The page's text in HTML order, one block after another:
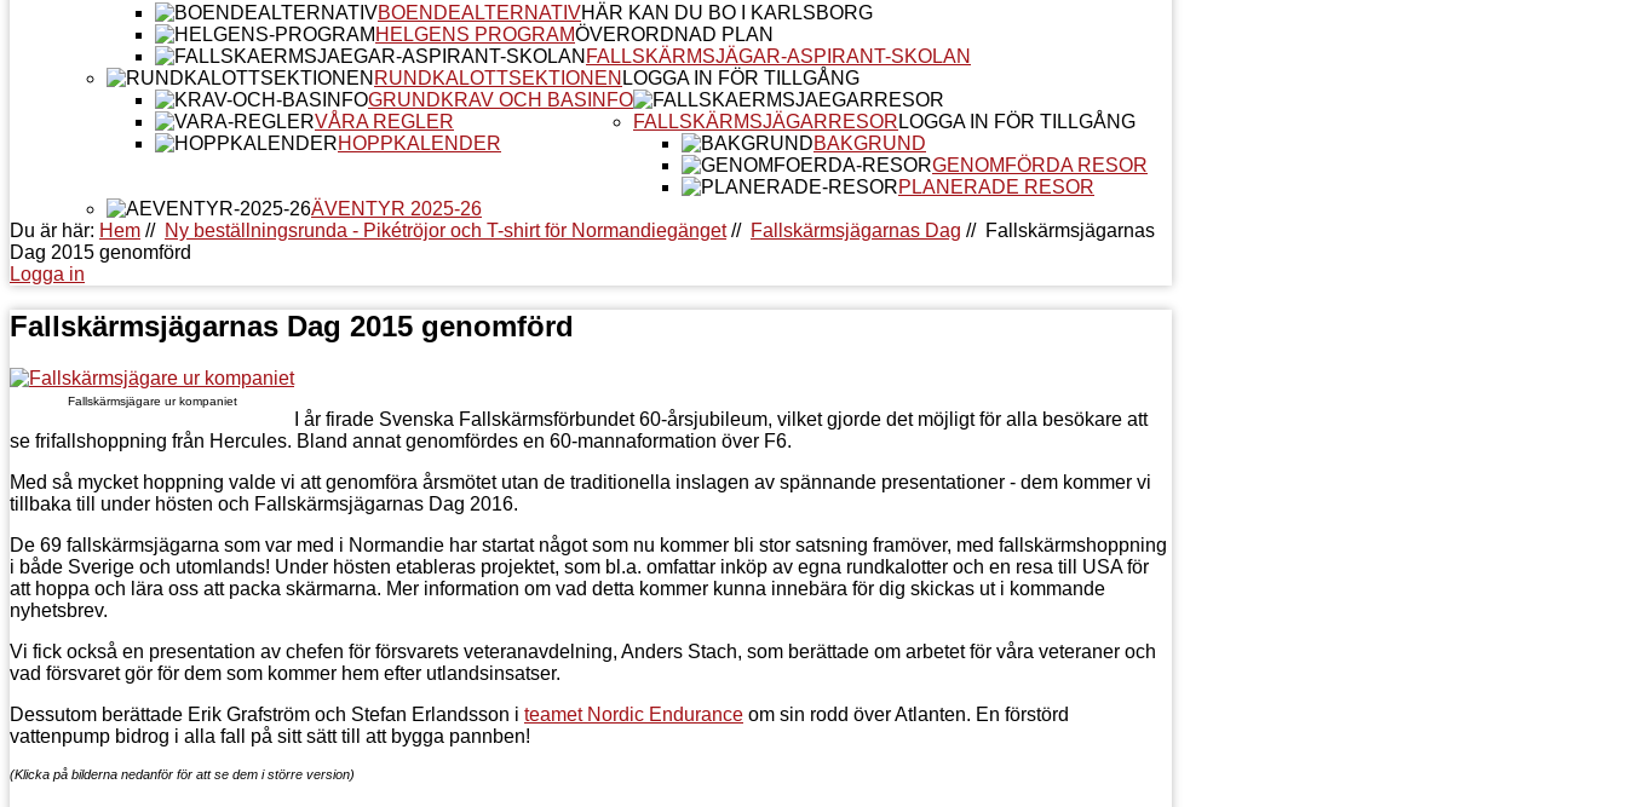
BOENDEALTERNATIVHÄR KAN DU BO I KARLSBORG
HELGENS PROGRAMÖVERORDNAD PLAN
FALLSKÄRMSJÄGAR-ASPIRANT-SKOLAN
RUNDKALOTTSEKTIONEN LOGGA IN FÖR TILLGÅNG
GRUNDKRAV OCH BASINFO
VÅRA REGLER
HOPPKALENDER
FALLSKÄRMSJÄGARRESOR LOGGA IN FÖR TILLGÅNG
BAKGRUND
GENOMFÖRDA RESOR
PLANERADE RESOR
ÄVENTYR 2025-26
Du är här: Hem // Ny beställningsrunda - Pikétröjor och T-shirt för Normandiegänget// Fallskärmsjägarnas Dag // Fallskärmsjägarnas
Dag 2015 genomförd
Logga in
Fallskärmsjägarnas Dag 2015 genomförd
Fallskärmsjägare ur kompaniet
I år firade Svenska Fallskärmsförbundet 60-årsjubileum, vilket gjorde det möjligt för alla besökare att
se frifallshoppning från Hercules. Bland annat genomfördes en 60-mannaformation över F6.
Med så mycket hoppning valde vi att genomföra årsmötet utan de traditionella inslagen av spännande presentationer - dem kommer vi
tillbaka till under hösten och Fallskärmsjägarnas Dag 2016.
De 69 fallskärmsjägarna som var med i Normandie har startat något som nu kommer bli stor satsning framöver, med fallskärmshoppning
i både Sverige och utomlands! Under hösten etableras projektet, som bl.a. omfattar inköp av egna rundkalotter och en resa till USA för
att hoppa och lära oss att packa skärmarna. Mer information om vad detta kommer kunna innebära för dig skickas ut i kommande
nyhetsbrev.
Vi fick också en presentation av chefen för försvarets veteranavdelning, Anders Stach, som berättade om arbetet för våra veteraner och
vad försvaret gör för dem som kommer hem efter utlandsinsatser.
Dessutom berättade Erik Grafström och Stefan Erlandsson i teamet Nordic Endurance om sin rodd över Atlanten. En förstörd
vattenpump bidrog i alla fall på sitt sätt till att bygga pannben!
(Klicka på bilderna nedanför för att se dem i större version)